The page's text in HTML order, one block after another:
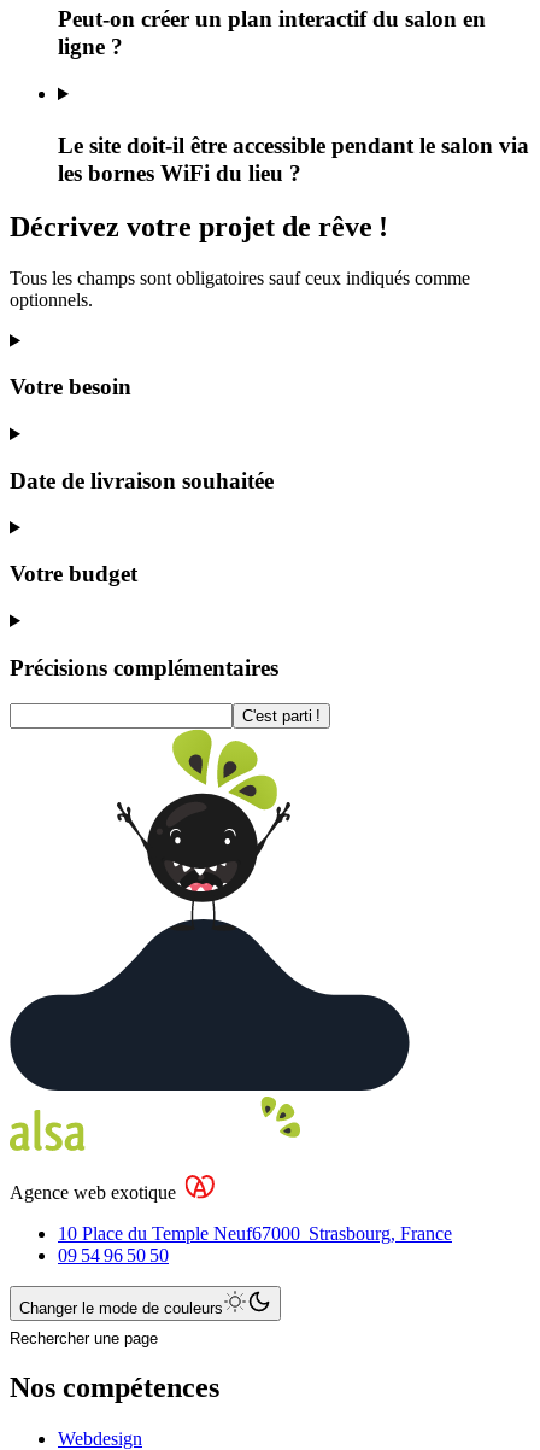
Peut-on créer un plan interactif du salon en
ligne ?
Le site doit-il être accessible pendant le salon via
les bornes WiFi du lieu ?
Décrivez votre projet de rêve !
Tous les champs sont obligatoires sauf ceux indiqués comme
optionnels.
Votre besoin
Date de livraison souhaitée
Votre budget
Précisions complémentaires
C'est parti !
Agence web exotique
10 Place du Temple Neuf67000 Strasbourg, France
09 54 96 50 50
Changer le mode de couleurs
Rechercher une page
Nos compétences
Webdesign